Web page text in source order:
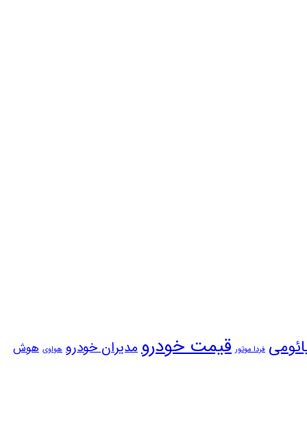
فردا موتور قیمت خودرومدیران خودرو هواوی هوش